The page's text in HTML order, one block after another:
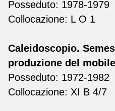
Posseduto: 1978-1979
Collocazione: L O 1
Caleidoscopio.
produzione del mobile
Posseduto: 1972-1982
Collocazione: XI B 4/7